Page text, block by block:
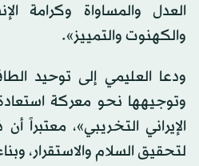
العدل والمساواة وكرامة
والكهنوت والتمييز».
ودعا العليمي إلى توحيد
وتوجيهها نحو معركة
الإيراني التخريبي»، معتبراً
لتحقيق السلام والاستقرار،